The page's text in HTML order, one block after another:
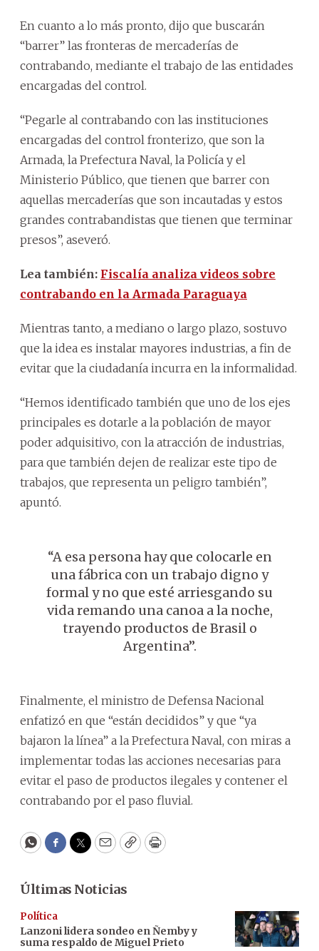
En cuanto a lo más pronto, dijo que buscarán
“barrer” las fronteras de mercaderías de
contrabando, mediante el trabajo de las entidades
encargadas del control.
“Pegarle al contrabando con las instituciones
encargadas del control fronterizo, que son la
Armada, la Prefectura Naval, la Policía y el
Ministerio Público, que tienen que barrer con
aquellas mercaderías que son incautadas y estos
grandes contrabandistas que tienen que terminar
presos”, aseveró.
Lea también: Fiscalía analiza videos sobre
contrabando en la Armada Paraguaya
Mientras tanto, a mediano o largo plazo, sostuvo
que la idea es instalar mayores industrias, a fin de
evitar que la ciudadanía incurra en la informalidad.
“Hemos identificado también que uno de los ejes
principales es dotarle a la población de mayor
poder adquisitivo, con la atracción de industrias,
para que también dejen de realizar este tipo de
trabajos, que representa un peligro también”,
apuntó.
“A esa persona hay que colocarle en
una fábrica con un trabajo digno y
formal y no que esté arriesgando su
vida remando una canoa a la noche,
trayendo productos de Brasil o
Argentina”.
Finalmente, el ministro de Defensa Nacional
enfatizó en que “están decididos” y que “ya
bajaron la línea” a la Prefectura Naval, con miras a
implementar todas las acciones necesarias para
evitar el paso de productos ilegales y contener el
contrabando por el paso fluvial.
WhatsApp
Facebook
Twitter
EmailCopyPrint
Últimas Noticias
Política
Lanzoni lidera sondeo en Ñemby y
suma respaldo de Miguel Prieto